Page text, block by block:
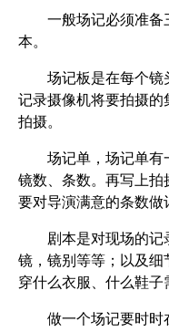
一般场记必须准备
本。
场记板是在每个镜
记录摄像机将要拍摄的
拍摄。
场记单，场记单有一
镜数、条数。再写上拍
要对导演满意的条数做
剧本是对现场的记
镜，镜别等等；以及细
穿什么衣服、什么鞋子
做一个场记要时时